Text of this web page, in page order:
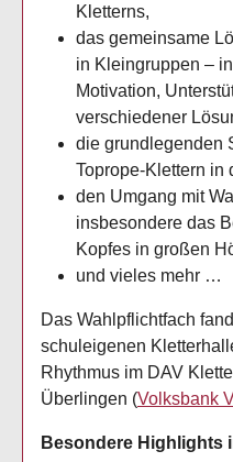
Kletterns,
das gemeinsame
in Kleingruppen –
Motivation,
verschiedener
die grundlegenden
Toprope-Klettern in
den Umgang mit
insbesondere das
Kopfes in großen
und vieles mehr …
Das Wahlpflichtfach
schuleigenen
Rhythmus im DAV
Überlingen (Volksbank
Besondere Highlights